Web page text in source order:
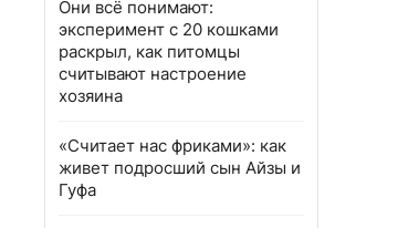
Они всё понимают:
эксперимент с 20 кошками
раскрыл, как питомцы
считывают настроение
хозяина
«Считает нас фриками»: как
живет подросший сын Айзы и
Гуфа